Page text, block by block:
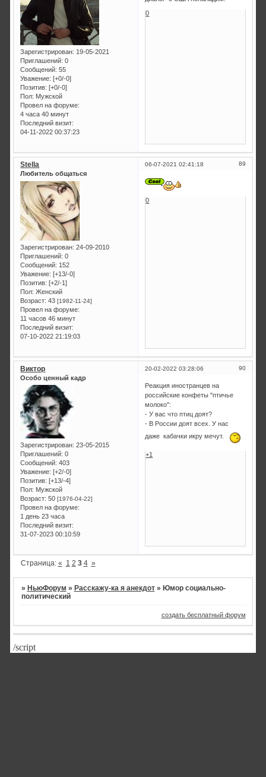
Зарегистрирован: 19-05-2021
Приглашений: 0
Сообщений: 55
Уважение: [+0/-0]
Позитив: [+0/-0]
Пол: Мужской
Провел на форуме:
4 часа 40 минут
Последний визит:
04-11-2022 00:37:23
0
89
06-07-2021 02:41:18
Stella
Любитель общаться
Зарегистрирован: 24-09-2010
Приглашений: 0
Сообщений: 152
Уважение: [+13/-0]
Позитив: [+2/-1]
Пол: Женский
Возраст: 43[1982-11-24]
Провел на форуме:
11 часов 46 минут
Последний визит:
07-10-2022 21:19:03
0
90
20-02-2022 03:28:06
Виктор
Особо ценный кадр
Зарегистрирован: 23-05-2015
Приглашений: 0
Сообщений: 403
Уважение: [+2/-0]
Позитив: [+13/-4]
Пол: Мужской
Возраст: 50[1976-04-22]
Провел на форуме:
1 день 23 часа
Последний визит:
31-07-2023 00:10:59
Реакция иностранцев на
российские конфеты "птичье
молоко":
- У вас что птиц доят?
- В России доят всех. У нас
даже кабачки икру мечут.
+1
Страница: « 1 2 3 4 »
» НьюФорум » Расскажу-ка я анекдот » Юмор социально-
политический
создать бесплатный форум
/script